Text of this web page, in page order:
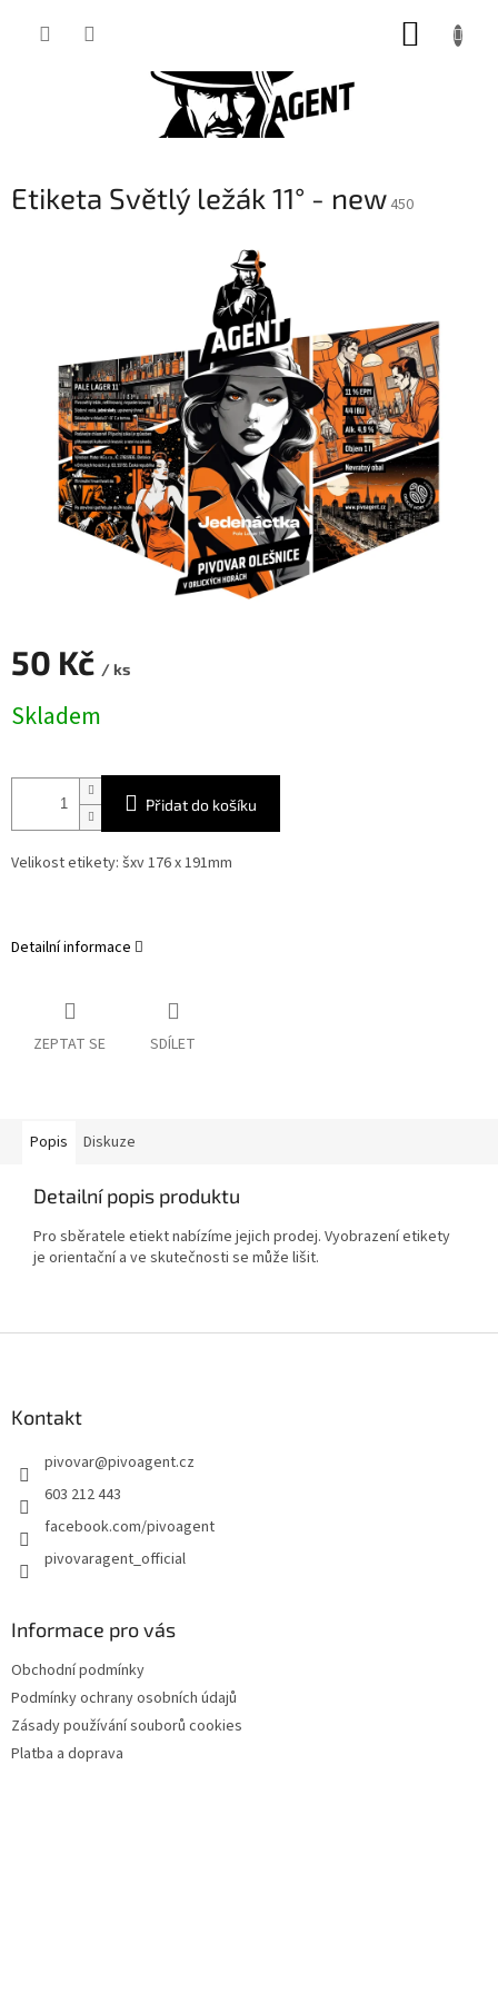
Etiketa Světlý ležák 11° - new 450
50 Kč / ks
cena:
Skladem
Přidat do košíku
Velikost etikety: šxv 176 x 191mm
Detailní informace
ZEPTAT SE SDÍLET
Popis Diskuze
Detailní popis produktu
Pro sběratele etiekt nabízíme jejich prodej. Vyobrazení etikety
je orientační a ve skutečnosti se může lišit.
Kontakt
pivovar@pivoagent.cz
603 212 443
facebook.com/pivoagent
pivovaragent_official
Informace pro vás
Obchodní podmínky
Podmínky ochrany osobních údajů
Zásady používání souborů cookies
Platba a doprava